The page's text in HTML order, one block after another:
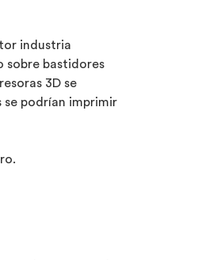
industria
sobre bastidores
3D se
se podrían imprimir